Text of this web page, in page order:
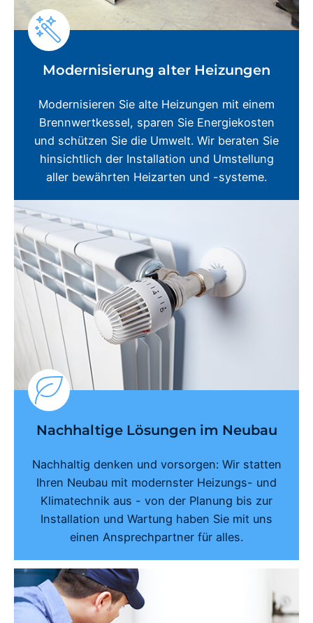
Modernisierung alter Heizungen
Modernisieren Sie alte Heizungen mit einem
Brennwertkessel, sparen Sie Energiekosten
und schützen Sie die Umwelt. Wir beraten Sie
hinsichtlich der Installation und Umstellung
aller bewährten Heizarten und -systeme.
Nachhaltige Lösungen im Neubau
Nachhaltig denken und vorsorgen: Wir statten
Ihren Neubau mit modernster Heizungs- und
Klimatechnik aus - von der Planung bis zur
Installation und Wartung haben Sie mit uns
einen Ansprechpartner für alles.